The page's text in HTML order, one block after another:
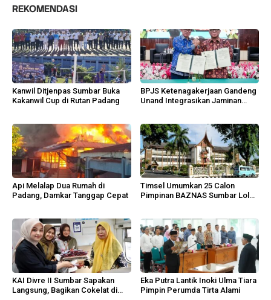
REKOMENDASI
Kanwil Ditjenpas Sumbar Buka
Kakanwil Cup di Rutan Padang
BPJS Ketenagakerjaan Gandeng
Unand Integrasikan Jaminan
Api Melalap Dua Rumah di
Padang, Damkar Tanggap Cepat
Timsel Umumkan 25 Calon
Pimpinan BAZNAS Sumbar Lolos
KAI Divre II Sumbar Sapakan
Langsung, Bagikan Cokelat di
Eka Putra Lantik Inoki Ulma Tiara
Pimpin Perumda Tirta Alami